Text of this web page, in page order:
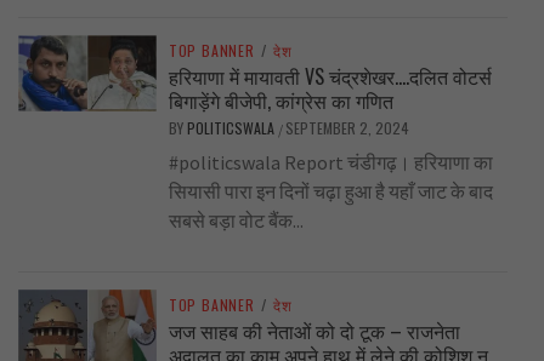
TOP BANNER / देश
हरियाणा में मायावती VS चंद्रशेखर….दलित वोटर्स
बिगाड़ेंगे बीजेपी, कांग्रेस का गणित
BY POLITICSWALA / SEPTEMBER 2, 2024
#politicswala Report चंडीगढ़। हरियाणा का
सियासी पारा इन दिनों चढ़ा हुआ है यहाँ जाट के बाद
सबसे बड़ा वोट बैंक...
TOP BANNER / देश
जज साहब की नेताओं को दो टूक – राजनेता
अदालत का काम अपने हाथ में लेने की कोशिश न